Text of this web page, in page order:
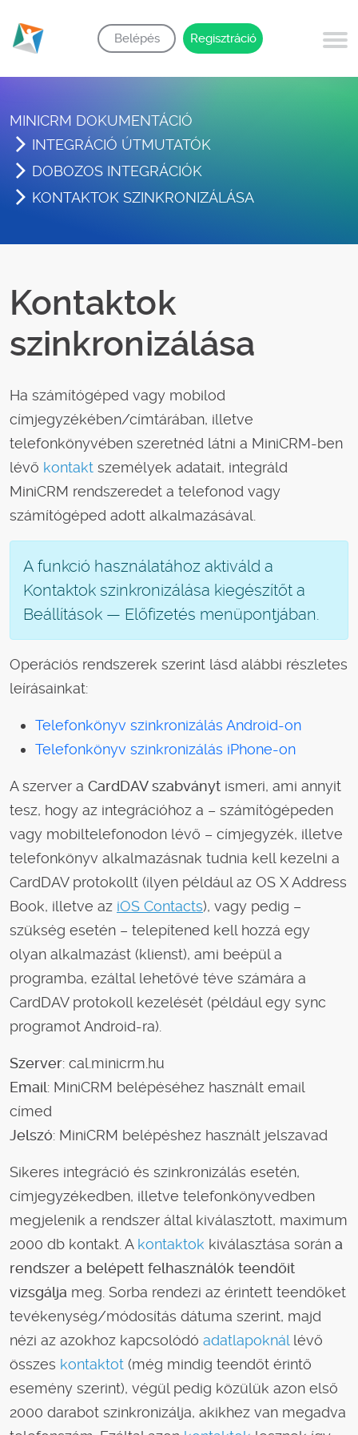
Belépés Regisztráció
MINICRM DOKUMENTÁCIÓ
INTEGRÁCIÓ ÚTMUTATÓK
DOBOZOS INTEGRÁCIÓK
KONTAKTOK SZINKRONIZÁLÁSA
Kontaktok
szinkronizálása
Ha számítógéped vagy mobilod
címjegyzékében/címtárában, illetve
telefonkönyvében szeretnéd látni a MiniCRM-ben
lévő kontakt személyek adatait, integráld
MiniCRM rendszeredet a telefonod vagy
számítógéped adott alkalmazásával.
A funkció használatához aktiváld a
Kontaktok szinkronizálása kiegészítőt a
Beállítások — Előfizetés menüpontjában.
Operációs rendszerek szerint lásd alábbi részletes
leírásainkat:
Telefonkönyv szinkronizálás Android-on
Telefonkönyv szinkronizálás iPhone-on
A szerver a CardDAV szabványt ismeri, ami annyit
tesz, hogy az integrációhoz a – számítógépeden
vagy mobiltelefonodon lévő – címjegyzék, illetve
telefonkönyv alkalmazásnak tudnia kell kezelni a
CardDAV protokollt (ilyen például az OS X Address
Book, illetve az iOS Contacts), vagy pedig –
szükség esetén – telepítened kell hozzá egy
olyan alkalmazást (klienst), ami beépül a
programba, ezáltal lehetővé téve számára a
CardDAV protokoll kezelését (például egy sync
programot Android-ra).
Szerver: cal.minicrm.hu
Email: MiniCRM belépéséhez használt email
címed
Jelszó: MiniCRM belépéshez használt jelszavad
Sikeres integráció és szinkronizálás esetén,
címjegyzékedben, illetve telefonkönyvedben
megjelenik a rendszer által kiválasztott, maximum
2000 db kontakt. A kontaktok kiválasztása során a
rendszer a belépett felhasználók teendőit
vizsgálja meg. Sorba rendezi az érintett teendőket
tevékenység/módosítás dátuma szerint, majd
nézi az azokhoz kapcsolódó adatlapoknál lévő
összes kontaktot (még mindig teendőt érintő
esemény szerint), végül pedig közülük azon első
2000 darabot szinkronizálja, akikhez van megadva